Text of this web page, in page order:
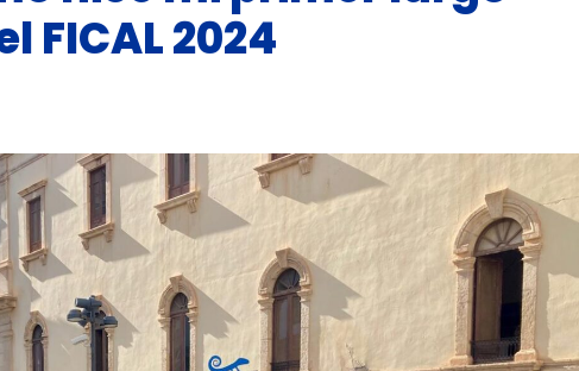
FICAL 2024